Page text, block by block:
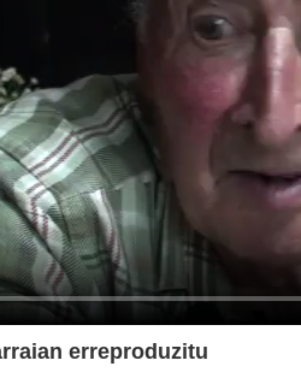
erreproduzitu